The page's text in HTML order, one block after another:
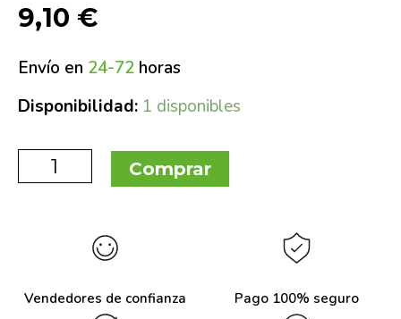
9,10 €
Envío en 24-72 horas
Disponibilidad: 1 disponibles
Comprar
Vendedores de confianza Pago 100% seguro